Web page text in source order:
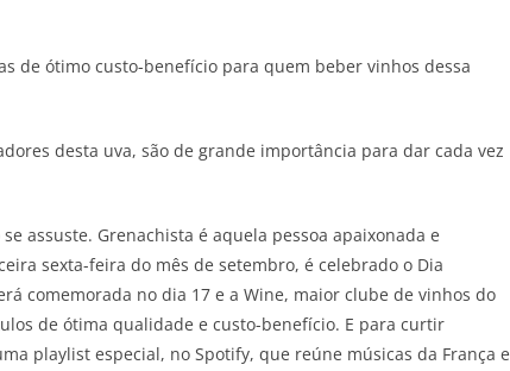
de ótimo custo-benefício para quem beber vinhos dessa
desta uva, são de grande importância para dar cada vez
assuste. Grenachista é aquela pessoa apaixonada e
sexta-feira do mês de setembro, é celebrado o Dia
comemorada no dia 17 e a Wine, maior clube de vinhos do
de ótima qualidade e custo-benefício. E para curtir
playlist especial, no Spotify, que reúne músicas da França e